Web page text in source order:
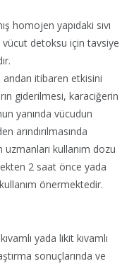
homojen yapıdaki sıvı
vücut detoksu için tavsiye
andan itibaren etkisini
giderilmesi, karaciğerin
yanında vücudun
arındırılmasında
kullanım dozu
2 saat önce yada
önermektedir.
yada likit kıvamlı
sonuçlarında ve